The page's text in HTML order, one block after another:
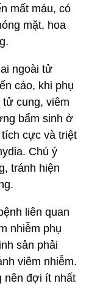
mất máu, có
mặt, hoa
ngoài tử
cáo, khi phụ
cung, viêm
bẩm sinh ở
cực và triệt
Chú ý
tránh hiện
liên quan
nhiễm phụ
sản phải
viêm nhiễm.
nên đợi ít nhất